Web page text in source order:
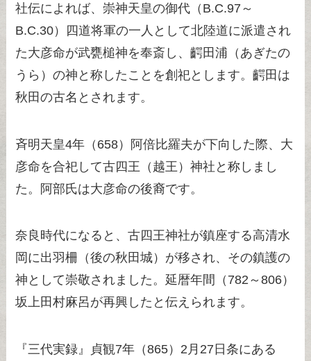
社伝によれば、崇神天皇の御代（B.C.97～
B.C.30）四道将軍の一人として北陸道に派遣され
た大彦命が武甕槌神を奉斎し、齶田浦（あぎたの
うら）の神と称したことを創祀とします。齶田は
秋田の古名とされます。
斉明天皇4年（658）阿倍比羅夫が下向した際、大
彦命を合祀して古四王（越王）神社と称しまし
た。阿部氏は大彦命の後裔です。
奈良時代になると、古四王神社が鎮座する高清水
岡に出羽柵（後の秋田城）が移され、その鎮護の
神として崇敬されました。延暦年間（782～806）
坂上田村麻呂が再興したと伝えられます。
『三代実録』貞観7年（865）2月27日条にある